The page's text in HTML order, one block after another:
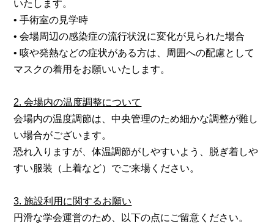
いたします。
• 手術室の見学時
• 会場周辺の感染症の流行状況に変化が見られた場合
• 咳や発熱などの症状がある方は、周囲への配慮として
マスクの着用をお願いいたします。
2. 会場内の温度調整について
会場内の温度調節は、中央管理のため細かな調整が難し
い場合がございます。
恐れ入りますが、体温調節がしやすいよう、脱ぎ着しや
すい服装（上着など）でご来場ください。
3. 施設利用に関するお願い
円滑な学会運営のため、以下の点にご留意ください。